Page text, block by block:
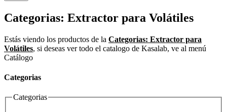
Categorias: Extractor para Volátiles
Estás viendo los productos de la Categorias: Extractor para
Volátiles, si deseas ver todo el catalogo de Kasalab, ve al menú
Catálogo
Categorias
Categorias